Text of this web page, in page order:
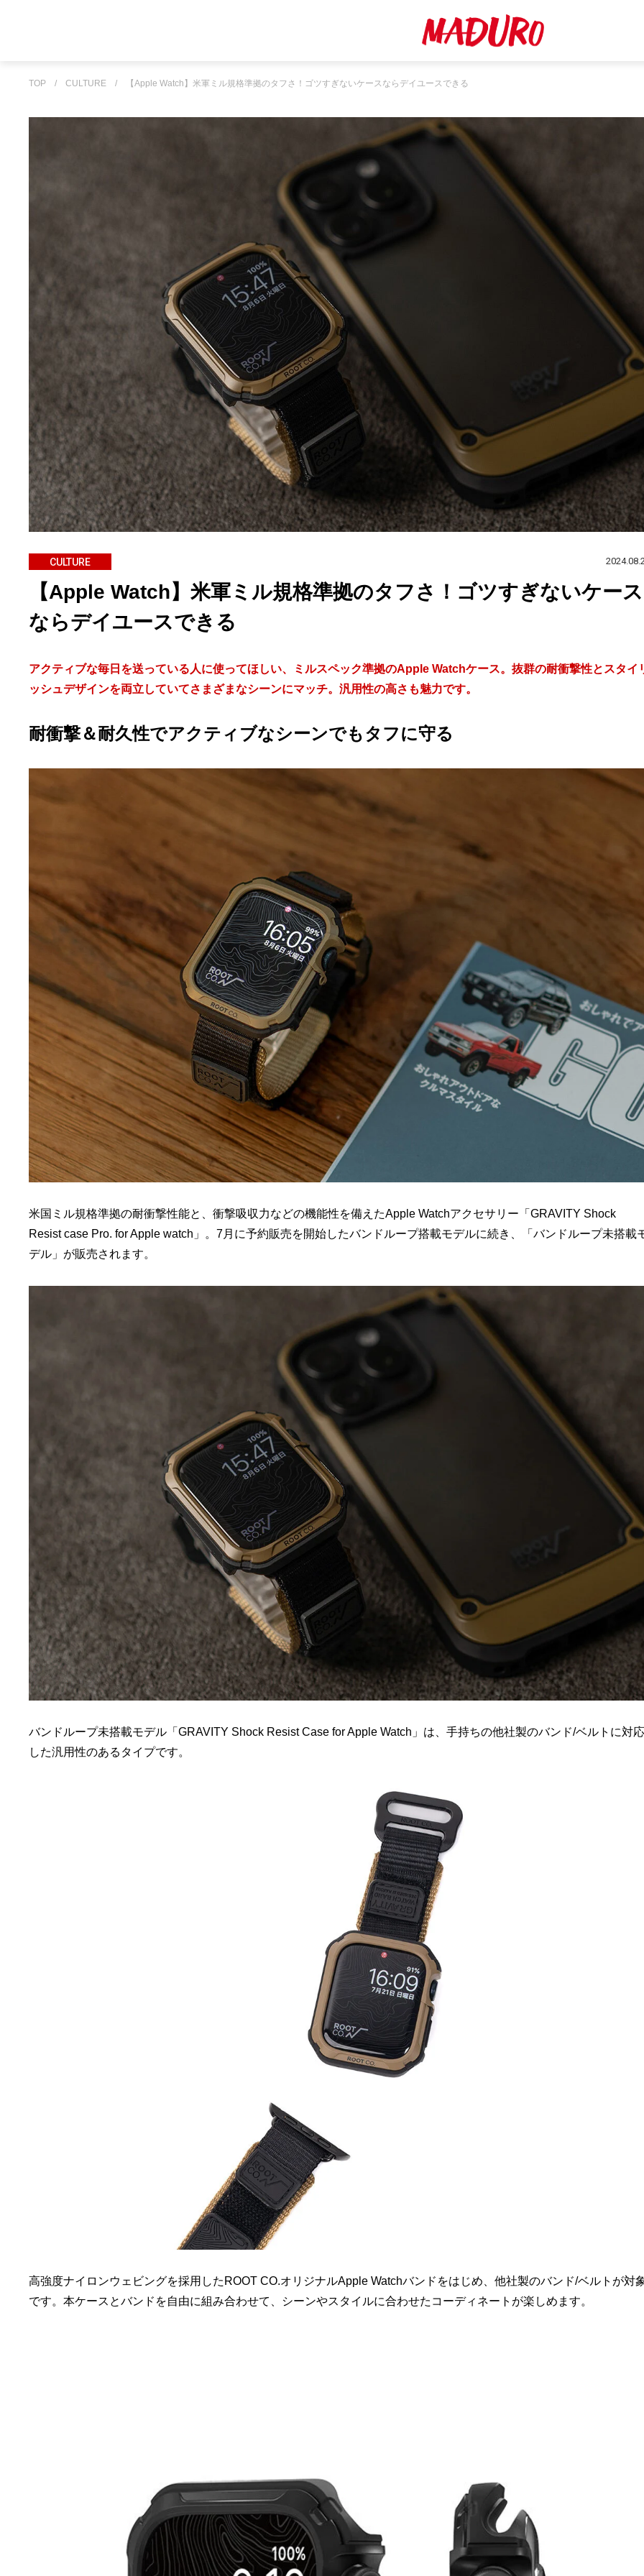
TOP / CULTURE / 【Apple Watch】米軍ミル規格準拠のタフさ！ゴツすぎないケースならデイユースできる
CULTURE
【Apple Watch】米軍ミル規格準拠のタフさ！ゴツすぎないケース
ならデイユースできる
アクティブな毎日を送っている人に使ってほしい、ミルスペック準拠のApple Watchケース。抜群の耐衝撃性とスタイ
ッシュデザインを両立していてさまざまなシーンにマッチ。汎用性の高さも魅力です。
耐衝撃＆耐久性でアクティブなシーンでもタフに守る
米国ミル規格準拠の耐衝撃性能と、衝撃吸収力などの機能性を備えたApple Watchアクセサリー「GRAVITY Shock
Resist case Pro. for Apple watch」。7月に予約販売を開始したバンドループ搭載モデルに続き、「バンドループ未搭載
デル」が販売されます。
バンドループ未搭載モデル「GRAVITY Shock Resist Case for Apple Watch」は、手持ちの他社製のバンド/ベルトに対応
した汎用性のあるタイプです。
高強度ナイロンウェビングを採用したROOT CO.オリジナルApple Watchバンドをはじめ、他社製のバンド/ベルトが対
です。本ケースとバンドを自由に組み合わせて、シーンやスタイルに合わせたコーディネートが楽しめます。